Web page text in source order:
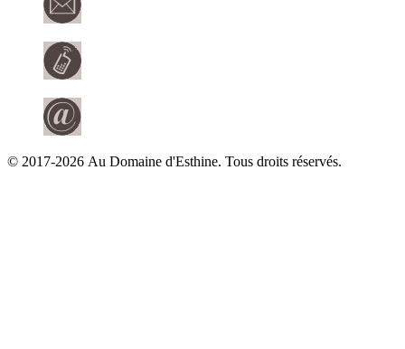
© 2017-2026 Au Domaine d'Esthine. Tous droits réservés.